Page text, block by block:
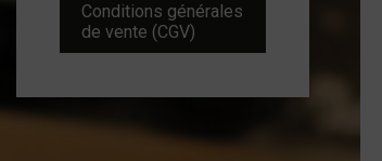
Conditions générales
de vente (CGV)